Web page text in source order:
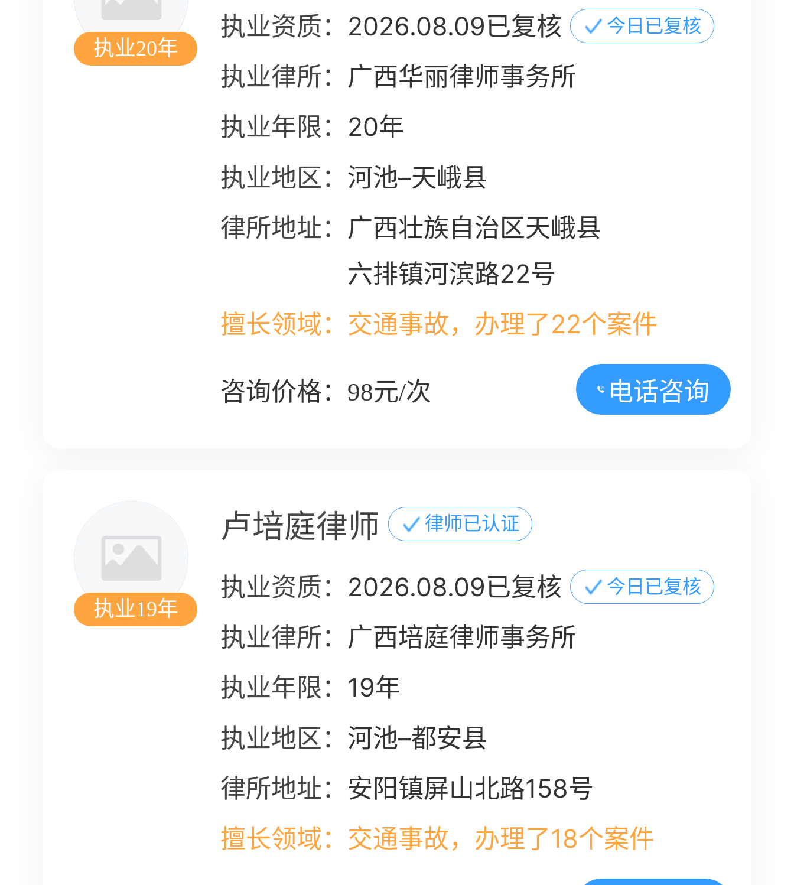
执业20年
执业资质： 2026.08.09已复核 今日已复核
执业律所： 广西华丽律师事务所
执业年限： 20年
执业地区： 河池–天峨县
律所地址： 广西壮族自治区天峨县
六排镇河滨路22号
擅长领域： 交通事故，办理了22个案件
咨询价格：98元/次 电话咨询
执业19年
卢培庭律师 律师已认证
执业资质： 2026.08.09已复核 今日已复核
执业律所： 广西培庭律师事务所
执业年限： 19年
执业地区： 河池–都安县
律所地址： 安阳镇屏山北路158号
擅长领域： 交通事故，办理了18个案件